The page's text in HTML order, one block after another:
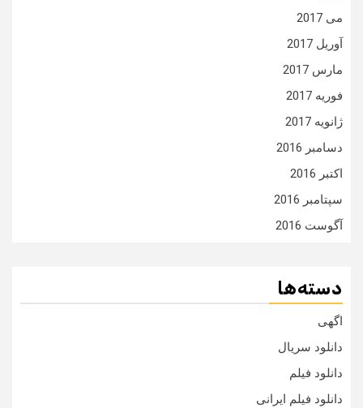
می 2017
آوریل 2017
مارس 2017
فوریه 2017
ژانویه 2017
دسامبر 2016
اکتبر 2016
سپتامبر 2016
آگوست 2016
دسته‌ها
اگهی
دانلود سریال
دانلود فیلم
دانلود فیلم ایرانی